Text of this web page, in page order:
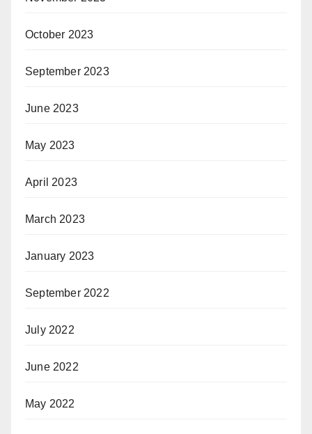
October 2023
September 2023
June 2023
May 2023
April 2023
March 2023
January 2023
September 2022
July 2022
June 2022
May 2022